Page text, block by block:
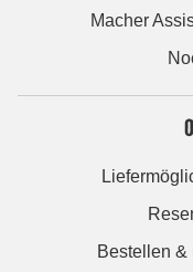
Macher
Bestellen &